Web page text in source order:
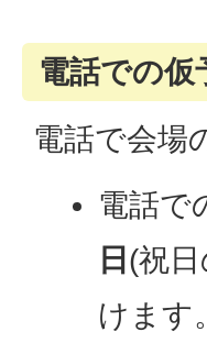
電話での仮
電話で会場
電話で
日 (祝
けます。